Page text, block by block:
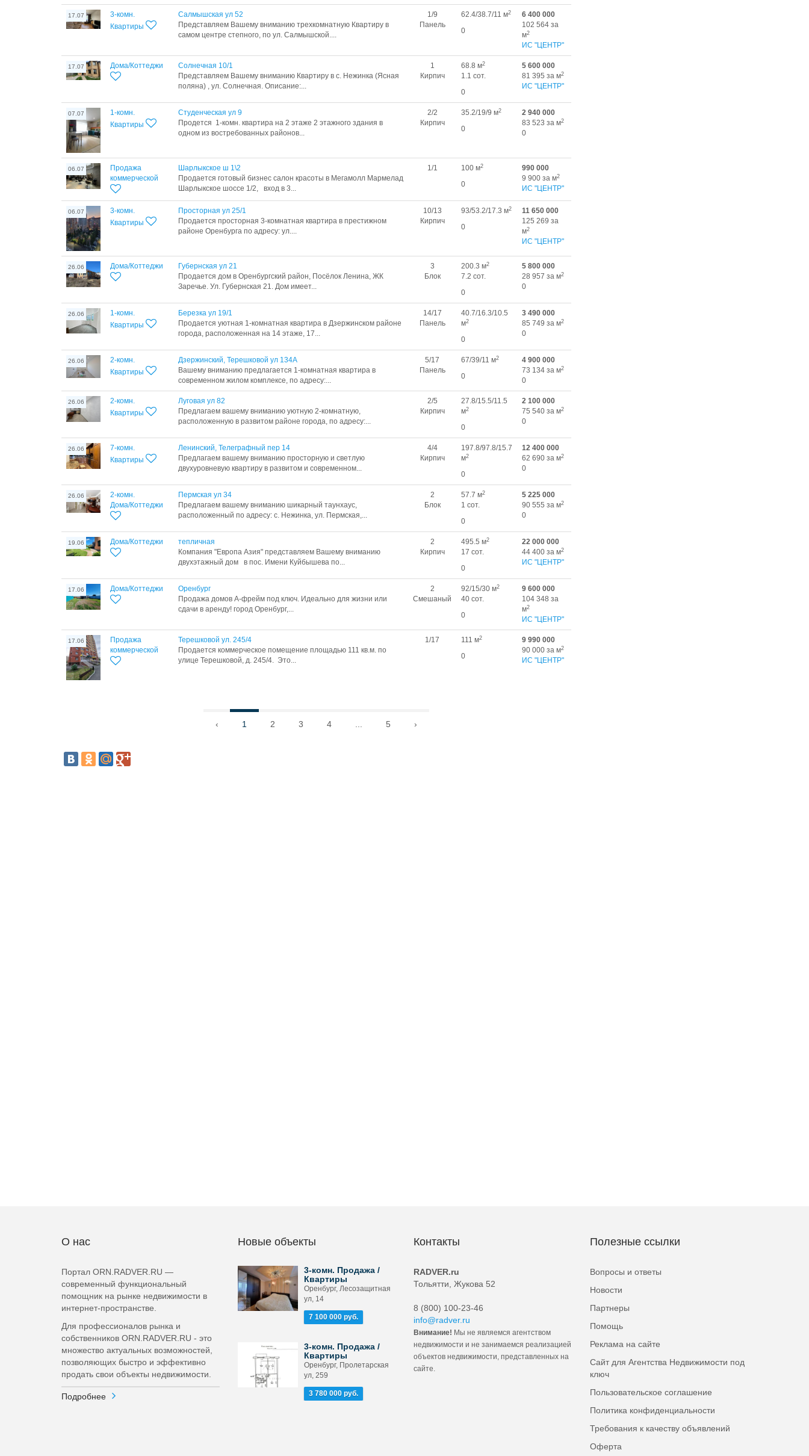
17.07
3-комн.
Квартиры
Салмышская ул 52
Представляем Вашему вниманию трехкомнатную Квартиру в
самом центре степного, по ул. Салмышской....
1/9
Панель
62.4/38.7/11 м2
0
6 400 000
102 564 за
м2
ИС "ЦЕНТР"
17.07 Дома/Коттеджи
Солнечная 10/1
Представляем Вашему вниманию Квартиру в с. Нежинка (Ясная
поляна) , ул. Солнечная. Описание:...
1
Кирпич
68.8 м2
1.1 сот.
0
5 600 000
81 395 за м2
ИС "ЦЕНТР"
07.07
1-комн.
Квартиры
Студенческая ул 9
Продется 1-комн. квартира на 2 этаже 2 этажного здания в
одном из востребованных районов...
2/2
Кирпич
35.2/19/9 м2
0
2 940 000
83 523 за м2
0
06.07
Продажа
коммерческой
Шарлыкское ш 1\2
Продается готовый бизнес салон красоты в Мегамолл Мармелад
Шарлыкское шоссе 1/2, вход в 3...
1/1 100 м2
0
990 000
9 900 за м2
ИС "ЦЕНТР"
06.07
3-комн.
Квартиры
Просторная ул 25/1
Продается просторная 3-комнатная квартира в престижном
районе Оренбурга по адресу: ул....
10/13
Кирпич
93/53.2/17.3 м2
0
11 650 000
125 269 за
м2
ИС "ЦЕНТР"
26.06 Дома/Коттеджи
Губернская ул 21
Продается дом в Оренбургский район, Посёлок Ленина, ЖК
Заречье. Ул. Губернская 21. Дом имеет...
3
Блок
200.3 м2
7.2 сот.
0
5 800 000
28 957 за м2
0
26.06
1-комн.
Квартиры
Березка ул 19/1
Продается уютная 1-комнатная квартира в Дзержинском районе
города, расположенная на 14 этаже, 17...
14/17
Панель
40.7/16.3/10.5
м2
0
3 490 000
85 749 за м2
0
26.06
2-комн.
Квартиры
Дзержинский, Терешковой ул 134А
Вашему вниманию предлагается 1-комнатная квартира в
современном жилом комплексе, по адресу:...
5/17
Панель
67/39/11 м2
0
4 900 000
73 134 за м2
0
26.06
2-комн.
Квартиры
Луговая ул 82
Предлагаем вашему вниманию уютную 2-комнатную,
расположенную в развитом районе города, по адресу:...
2/5
Кирпич
27.8/15.5/11.5
м2
0
2 100 000
75 540 за м2
0
26.06
7-комн.
Квартиры
Ленинский, Телеграфный пер 14
Предлагаем вашему вниманию просторную и светлую
двухуровневую квартиру в развитом и современном...
4/4
Кирпич
197.8/97.8/15.7
м2
0
12 400 000
62 690 за м2
0
26.06
2-комн.
Дома/Коттеджи
Пермская ул 34
Предлагаем вашему вниманию шикарный таунхаус,
расположенный по адресу: с. Нежинка, ул. Пермская,...
2
Блок
57.7 м2
1 сот.
0
5 225 000
90 555 за м2
0
19.06 Дома/Коттеджи
тепличная
Компания "Европа Aзия" представляeм Вaшему вниманию
двухэтажный дом в пос. Имени Куйбышева по...
2
Кирпич
495.5 м2
17 сот.
0
22 000 000
44 400 за м2
ИС "ЦЕНТР"
17.06 Дома/Коттеджи
Оренбург
Продажа домов А-фрейм под ключ. Идеально для жизни или
сдачи в аренду! город Оренбург,...
2
Смешаный
92/15/30 м2
40 сот.
0
9 600 000
104 348 за
м2
ИС "ЦЕНТР"
17.06
Продажа
коммерческой
Терешковой ул. 245/4
Продается коммерческое помещение площадью 111 кв.м. по
улице Терешковой, д. 245/4. Это...
1/17 111 м2
0
9 990 000
90 000 за м2
ИС "ЦЕНТР"
‹ 1 2 3 4 5 ›
О нас
Портал ORN.RADVER.RU —
современный функциональный
помощник на рынке недвижимости в
интернет-пространстве.
Для профессионалов рынка и
собственников ORN.RADVER.RU - это
множество актуальных возможностей,
позволяющих быстро и эффективно
продать свои объекты недвижимости.
Подробнее
Новые объекты
3-комн. Продажа /
Квартиры
Оренбург, Лесозащитная
ул, 14
7 100 000 руб.
3-комн. Продажа /
Квартиры
Оренбург, Пролетарская
ул, 259
3 780 000 руб.
Контакты
RADVER.ru
Тольятти, Жукова 52
8 (800) 100-23-46
info@radver.ru
Внимание! Мы не являемся агентством
недвижимости и не занимаемся реализацией
объектов недвижимости, представленных на
сайте.
Полезные ссылки
Вопросы и ответы
Новости
Партнеры
Помощь
Реклама на сайте
Сайт для Агентства Недвижимости под
ключ
Пользовательское соглашение
Политика конфиденциальности
Требования к качеству объявлений
Оферта